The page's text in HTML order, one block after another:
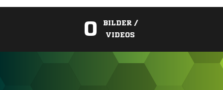
0
BILDER /
VIDEOS